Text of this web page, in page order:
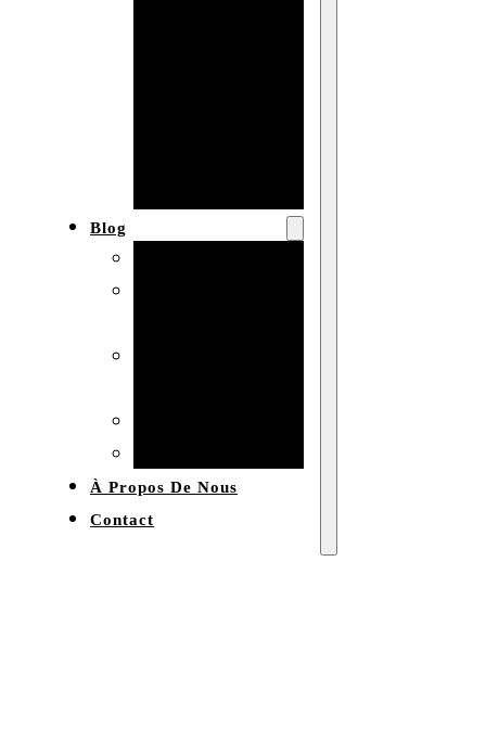
Blog
À Propos De Nous
Contact